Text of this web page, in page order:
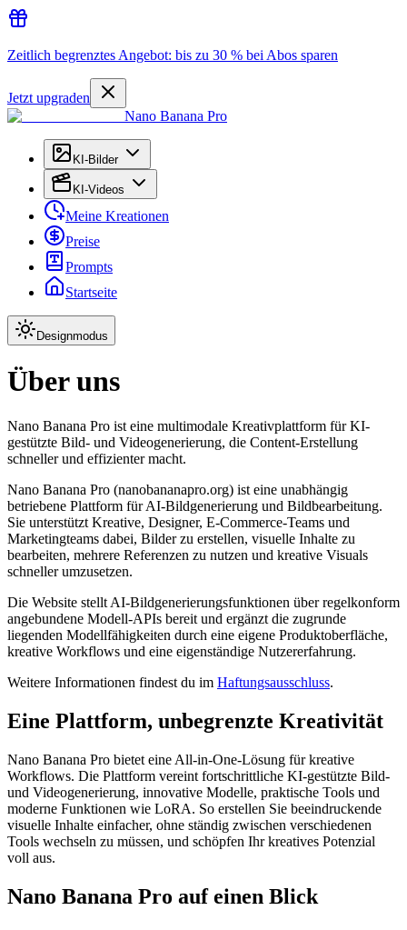
Zeitlich begrenztes Angebot: bis zu 30 % bei Abos sparen
Jetzt upgraden
Nano Banana Pro
KI-Bilder
KI-Videos
Meine Kreationen
Preise
Prompts
Startseite
Designmodus
Über uns
Nano Banana Pro ist eine multimodale Kreativplattform für KI-
gestützte Bild- und Videogenerierung, die Content-Erstellung
schneller und effizienter macht.
Nano Banana Pro (nanobananapro.org) ist eine unabhängig
betriebene Plattform für AI-Bildgenerierung und Bildbearbeitung.
Sie unterstützt Kreative, Designer, E-Commerce-Teams und
Marketingteams dabei, Bilder zu erstellen, visuelle Inhalte zu
bearbeiten, mehrere Referenzen zu nutzen und kreative Visuals
schneller umzusetzen.
Die Website stellt AI-Bildgenerierungsfunktionen über regelkonform
angebundene Modell-APIs bereit und ergänzt die zugrunde
liegenden Modellfähigkeiten durch eine eigene Produktoberfläche,
kreative Workflows und eine eigenständige Nutzererfahrung.
Weitere Informationen findest du im Haftungsausschluss.
Eine Plattform, unbegrenzte Kreativität
Nano Banana Pro bietet eine All-in-One-Lösung für kreative
Workflows. Die Plattform vereint fortschrittliche KI-gestützte Bild-
und Videogenerierung, innovative Modelle, praktische Tools und
moderne Funktionen wie LoRA. So erstellen Sie beeindruckende
visuelle Inhalte einfacher, ohne ständig zwischen verschiedenen
Tools wechseln zu müssen, und schöpfen Ihr kreatives Potenzial
voll aus.
Nano Banana Pro auf einen Blick